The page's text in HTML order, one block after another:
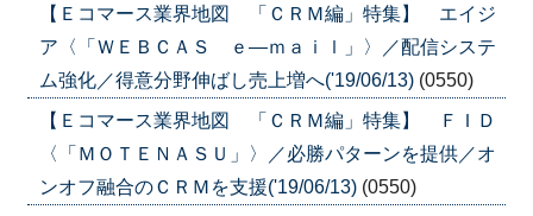
【Ｅコマース業界地図 「ＣＲＭ編」特集】 エイジ
ア〈「ＷＥＢＣＡＳ ｅ―ｍａｉｌ」〉／配信システ
ム強化／得意分野伸ばし売上増へ('19/06/13) (0550)
【Ｅコマース業界地図 「ＣＲＭ編」特集】 ＦＩＤ
〈「ＭＯＴＥＮＡＳＵ」〉／必勝パターンを提供／オ
ンオフ融合のＣＲＭを支援('19/06/13) (0550)